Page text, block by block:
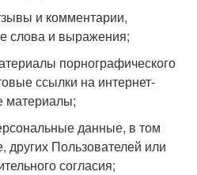
и комментарии,
слова и выражения;
порнографического
ссылки на интернет-
материалы;
данные, в том
других Пользователей или
согласия;